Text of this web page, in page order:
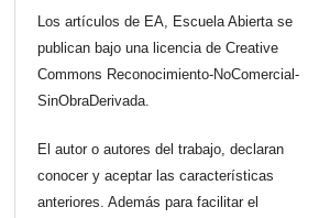
Los artículos de EA, Escuela Abierta se
publican bajo una licencia de Creative
Commons Reconocimiento-NoComercial-
SinObraDerivada.
El autor o autores del trabajo, declaran
conocer y aceptar las características
anteriores. Además para facilitar el